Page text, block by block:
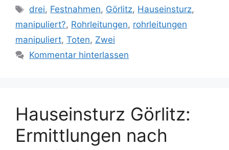
Schlagwörter
drei, Festnahmen, Görlitz, Hauseinsturz,
manipuliert?, Rohrleitungen, rohrleitungen
manipuliert, Toten, Zwei
Kommentar hinterlassen
Hauseinsturz Görlitz:
Ermittlungen nach